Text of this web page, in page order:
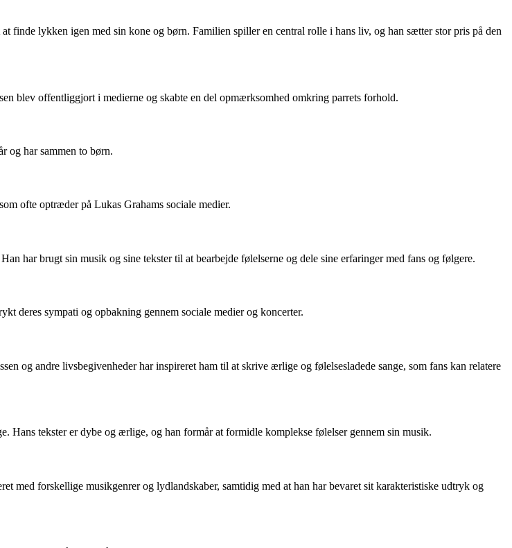
finde lykken igen med sin kone og børn. Familien spiller en central rolle i hans liv, og han sætter stor pris på den
blev offentliggjort i medierne og skabte en del opmærksomhed omkring parrets forhold.
og har sammen to børn.
ofte optræder på Lukas Grahams sociale medier.
har brugt sin musik og sine tekster til at bearbejde følelserne og dele sine erfaringer med fans og følgere.
deres sympati og opbakning gennem sociale medier og koncerter.
og andre livsbegivenheder har inspireret ham til at skrive ærlige og følelsesladede sange, som fans kan relatere
tekster er dybe og ærlige, og han formår at formidle komplekse følelser gennem sin musik.
med forskellige musikgenrer og lydlandskaber, samtidig med at han har bevaret sit karakteristiske udtryk og